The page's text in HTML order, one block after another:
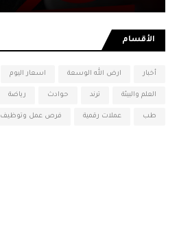
الأقسام
أخبار ارض الله الوسعة اسعار اليوم
العلم والبيئة ترند حوادث رياضة
طب عملات رقمية فرص عمل وتوظيف